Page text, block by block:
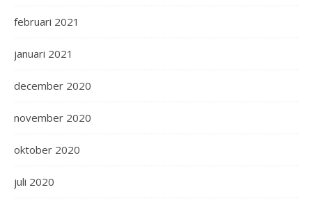
februari 2021
januari 2021
december 2020
november 2020
oktober 2020
juli 2020